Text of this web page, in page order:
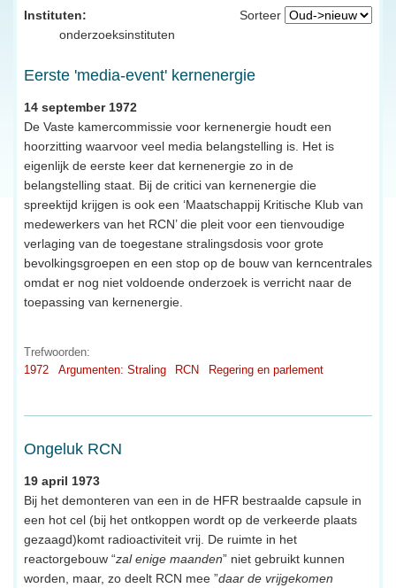
Sorteer
Instituten:
onderzoeksinstituten
Eerste 'media-event' kernenergie
14 september 1972
De Vaste kamercommissie voor kernenergie houdt een
hoorzitting waarvoor veel media belangstelling is. Het is
eigenlijk de eerste keer dat kernenergie zo in de
belangstelling staat. Bij de critici van kernenergie die
spreektijd krijgen is ook een ‘Maatschappij Kritische Klub van
medewerkers van het RCN’ die pleit voor een tienvoudige
verlaging van de toegestane stralingsdosis voor grote
bevolkingsgroepen en een stop op de bouw van kerncentrales
omdat er nog niet voldoende onderzoek is verricht naar de
toepassing van kernenergie.
Trefwoorden:
1972
Argumenten: Straling RCN Regering en parlement
Ongeluk RCN
19 april 1973
Bij het demonteren van een in de HFR bestraalde capsule in
een hot cel (bij het ontkoppen wordt op de verkeerde plaats
gezaagd)komt radioactiviteit vrij. De ruimte in het
reactorgebouw “zal enige maanden” niet gebruikt kunnen
worden, maar, zo deelt RCN mee ”daar de vrijgekomen